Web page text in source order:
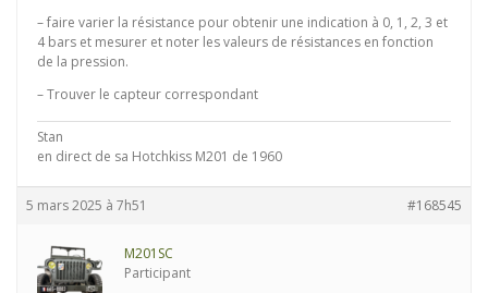
– faire varier la résistance pour obtenir une indication à 0, 1, 2, 3 et
4 bars et mesurer et noter les valeurs de résistances en fonction
de la pression.
– Trouver le capteur correspondant
Stan
en direct de sa Hotchkiss M201 de 1960
5 mars 2025 à 7h51 #168545
M201SC
Participant